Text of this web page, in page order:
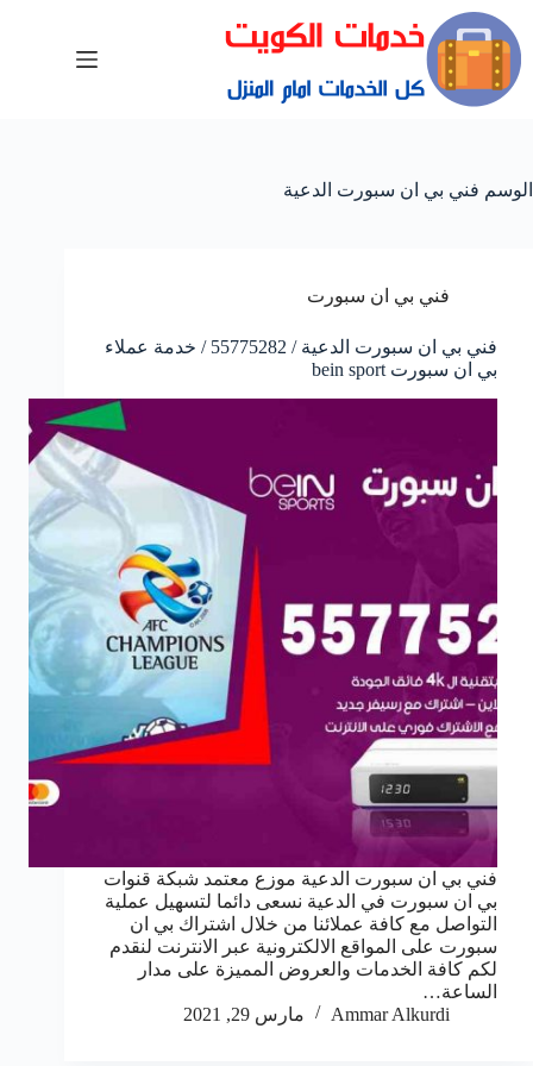
الوسم فني بي ان سبورت الدعية
فني بي ان سبورت
فني بي ان سبورت الدعية / 55775282 / خدمة عملاء
بي ان سبورت bein sport
فني بي ان سبورت الدعية موزع معتمد شبكة قنوات
بي ان سبورت في الدعية نسعى دائما لتسهيل عملية
التواصل مع كافة عملائنا من خلال اشتراك بي ان
سبورت على المواقع الالكترونية عبر الانترنت لنقدم
لكم كافة الخدمات والعروض المميزة على مدار
الساعة…
Ammar Alkurdi
مارس 29, 2021